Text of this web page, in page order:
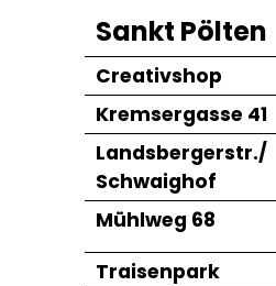
Sankt Pölten
Creativshop
Kremsergasse 41
Landsbergerstr./
Schwaighof
Mühlweg 68
Traisenpark